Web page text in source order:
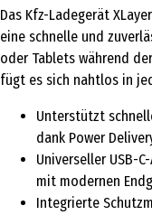
Das Kfz-Ladegerät
eine schnelle und
oder Tablets während
fügt es sich nahtlos in
Unterstützt
dank Power
Universeller USB-
mit modernen
Integrierte